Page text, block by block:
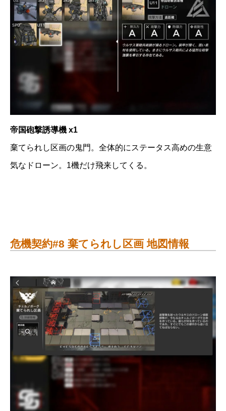
帝国砲撃誘導機 x1
棄てられし区画の鬼門。全体的にステータス高めの生意
気なドローン。1機だけ飛来してくる。
危機契約#8 棄てられし区画 地図情報